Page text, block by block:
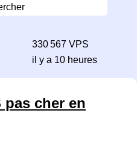
330 567 VPS
il y a 10 heures
pas cher en